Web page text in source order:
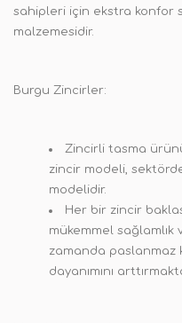
sahipleri için ekstra konfor
malzemesidir.
Burgu Zincirler:
Zincirli tasma
zincir modeli,
modelidir.
Her bir zincir
mükemmel sağlamlık
zamanda paslanmaz
dayanımını